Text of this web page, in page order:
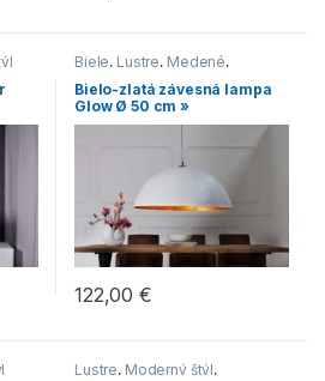
Biele, Lustre, Medené,
Moderný štýl
Bielo-zlatá závesná lampa
Glow Ø 50 cm »
122,00€
Lustre, Moderný štýl,